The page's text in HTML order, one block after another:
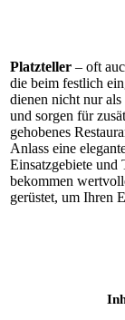
Platzteller – oft
die beim festlich
dienen nicht nur
und sorgen für
gehobenes
Anlass eine
Einsatzgebiete und
bekommen
gerüstet, um Ihren